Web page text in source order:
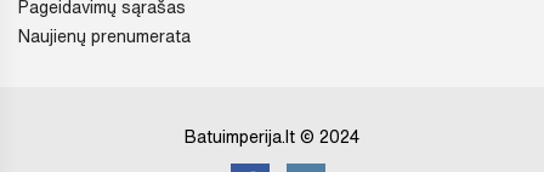
Pageidavimų sąrašas
Naujienų prenumerata
Batuimperija.lt © 2024